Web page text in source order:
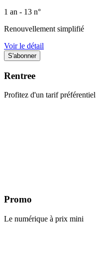
1 an - 13 n°
Renouvellement simplifié
Voir le détail
Rentree
Profitez d'un tarif préférentiel
Promo
Le numérique à prix mini